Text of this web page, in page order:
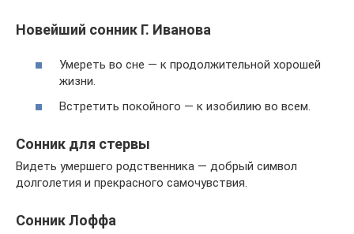
Новейший сонник Г. Иванова
Умереть во сне — к продолжительной хорошей
жизни.
Встретить покойного — к изобилию во всем.
Сонник для стервы
Видеть умершего родственника — добрый символ
долголетия и прекрасного самочувствия.
Сонник Лоффа